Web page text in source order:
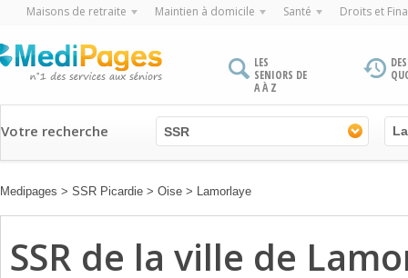
Maisons de retraite Maintien à domicile Santé Droits et
LES
SENIORS DE
A À Z
Votre recherche SSR
Medipages > SSR Picardie > Oise > Lamorlaye
SSR de la ville de